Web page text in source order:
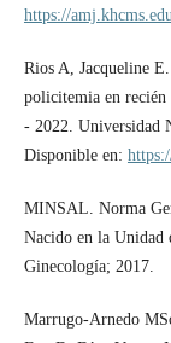
https://
Rios A, Jacqueline
policitemia en recién
- 2022. Universidad
Disponible en:
MINSAL. Norma
Nacido en la Unidad
Ginecología; 2017.
Marrugo-Arnedo